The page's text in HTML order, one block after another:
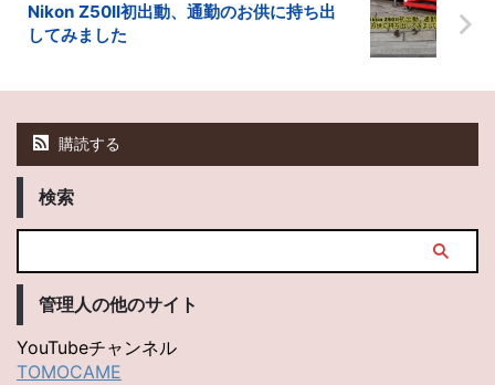
Nikon Z50II初出動、通勤のお供に持ち出
してみました
購読する
検索
管理人の他のサイト
YouTubeチャンネル
TOMOCAME